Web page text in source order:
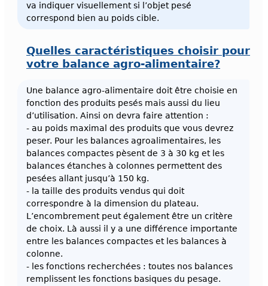
va indiquer visuellement si l’objet pesé
correspond bien au poids cible.
Quelles caractéristiques choisir pour
votre balance agro-alimentaire?
Une balance agro-alimentaire doit être choisie en
fonction des produits pesés mais aussi du lieu
d’utilisation. Ainsi on devra faire attention :
- au poids maximal des produits que vous devrez
peser. Pour les balances agroalimentaires, les
balances compactes pèsent de 3 à 30 kg et les
balances étanches à colonnes permettent des
pesées allant jusqu’à 150 kg.
- la taille des produits vendus qui doit
correspondre à la dimension du plateau.
L’encombrement peut également être un critère
de choix. Là aussi il y a une différence importante
entre les balances compactes et les balances à
colonne.
- les fonctions recherchées : toutes nos balances
remplissent les fonctions basiques du pesage.